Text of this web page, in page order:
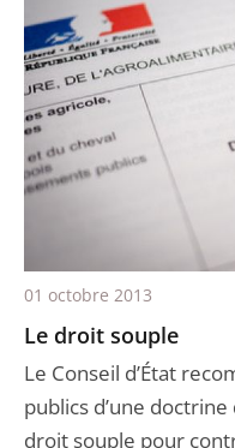
Le droit souple
Le Conseil d’État
publics d’une
droit souple pour
01 octobre 2013